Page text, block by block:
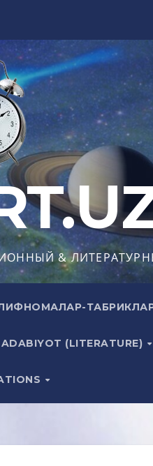
&
ADABIYOT (LITERATURE)